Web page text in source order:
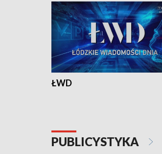
ŁWD
PUBLICYSTYKA